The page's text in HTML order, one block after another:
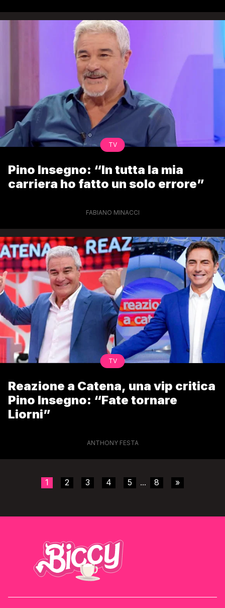
TV
Pino Insegno: “In tutta la mia
carriera ho fatto un solo errore”
FABIANO MINACCI
TV
Reazione a Catena, una vip critica
Pino Insegno: “Fate tornare
Liorni”
ANTHONY FESTA
1 2 3 4 5 ... 8 »